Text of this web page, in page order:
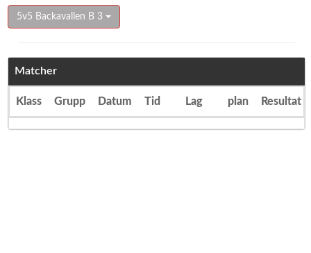
5v5 Backavallen B 3
Matcher
Klass Grupp Datum Tid Lag plan Resultat